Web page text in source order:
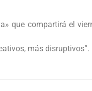
que compartirá el
más disruptivos”.